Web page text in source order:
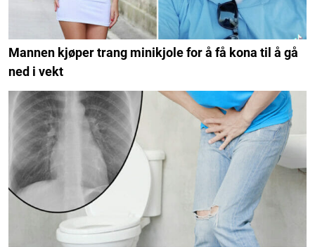
Mannen kjøper trang minikjole for å få kona til å gå
ned i vekt